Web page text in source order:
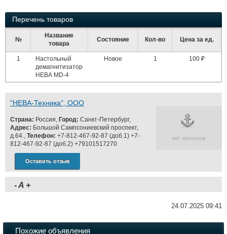
Перечень товаров
№
Название
товара
Состояние Кол-во Цена за ед.
1
Настольный
демагнитизатор
НЕВА MD-4
Новое 1 100 ₽
"НЕВА-Техника", ООО
Страна: Россия, Город: Санкт-Петербург,
Адрес: Большой Сампсониевский проспект,
д.64., Телефон: +7-812-467-92-87 (доб.1) +7-
812-467-92-87 (доб.2) +79101517270
Оставить отзыв
-A +
24.07.2025 09:41
Похожие объявления